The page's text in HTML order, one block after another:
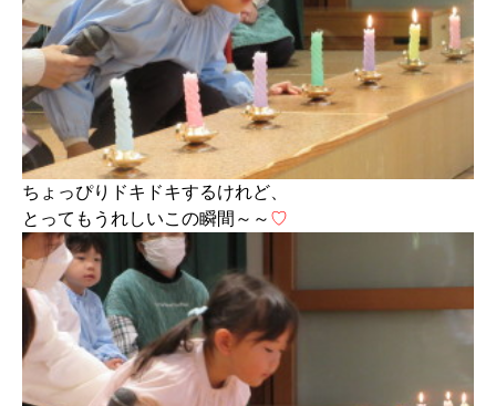
ちょっぴりドキドキするけれど、
とってもうれしいこの瞬間～～ ♡